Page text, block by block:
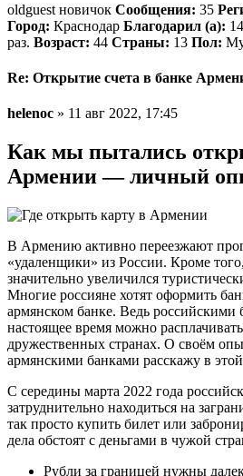
oldguest новичок Сообщения: 35
Город: Краснодар Благодарил (а):
раз. Возраст: 44 Страны: 13 Пол:
Re: Открытие счета в банке
helenoc » 11 авг 2022, 17:45
Как мы пытались
Армении — личный
В Армению активно переезжают
«удаленщики» из России. Кроме
значительно увеличился
Многие россияне хотят оформить
армянском банке. Ведь российскими
настоящее время можно
дружественных странах. О своём
армянскими банками расскажу в этой
С середины марта 2022 года
затруднительно находиться на
так просто купить билет или
дела обстоят с деньгами в чужой
Рубли за границей нужны